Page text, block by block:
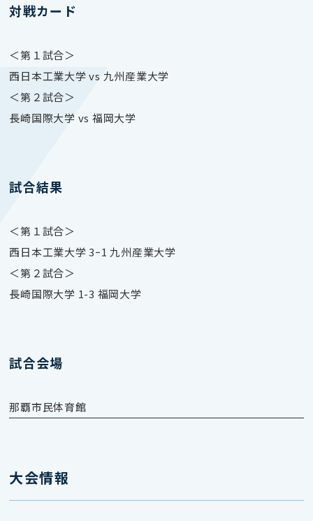
対戦カード
＜第１試合＞
西日本工業大学 vs 九州産業大学
＜第２試合＞
長崎国際大学 vs 福岡大学
試合結果
＜第１試合＞
西日本工業大学 3ｰ1 九州産業大学
＜第２試合＞
長崎国際大学 1-3 福岡大学
試合会場
那覇市民体育館
大会情報